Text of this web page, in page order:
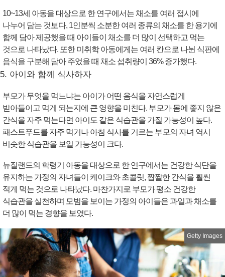
10~13세 아동을 대상으로 한 연구에서는 채소를 여러 접시에
나누어 담는 것보다, 1인분씩 소분한 여러 종류의 채소를 한 용기에
함께 담아 제공했을 때 아이들이 채소를 더 많이 선택하고 먹는
것으로 나타났다. 또한 미취학 아동에게는 여러 칸으로 나뉜 식판에
음식을 구분해 담아 주었을 때 채소 섭취량이 36% 증가했다.
5. 아이와 함께 식사하자
부모가 무엇을 먹느냐는 아이가 어떤 음식을 자연스럽게
받아들이고 먹게 되는지에 큰 영향을 미친다. 부모가 몸에 좋지 않은
간식을 자주 먹는다면 아이도 같은 식습관을 가질 가능성이 높다.
패스트푸드를 자주 먹거나 아침 식사를 거르는 부모의 자녀 역시
비슷한 식습관을 보일 가능성이 크다.
뉴질랜드의 학령기 아동을 대상으로 한 연구에서는 건강한 식단을
유지하는 가정의 자녀들이 케이크와 초콜릿, 짭짤한 간식을 훨씬
적게 먹는 것으로 나타났다. 마찬가지로 부모가 평소 건강한
식습관을 실천하며 모범을 보이는 가정의 아이들은 과일과 채소를
더 많이 먹는 경향을 보였다.
Getty Images